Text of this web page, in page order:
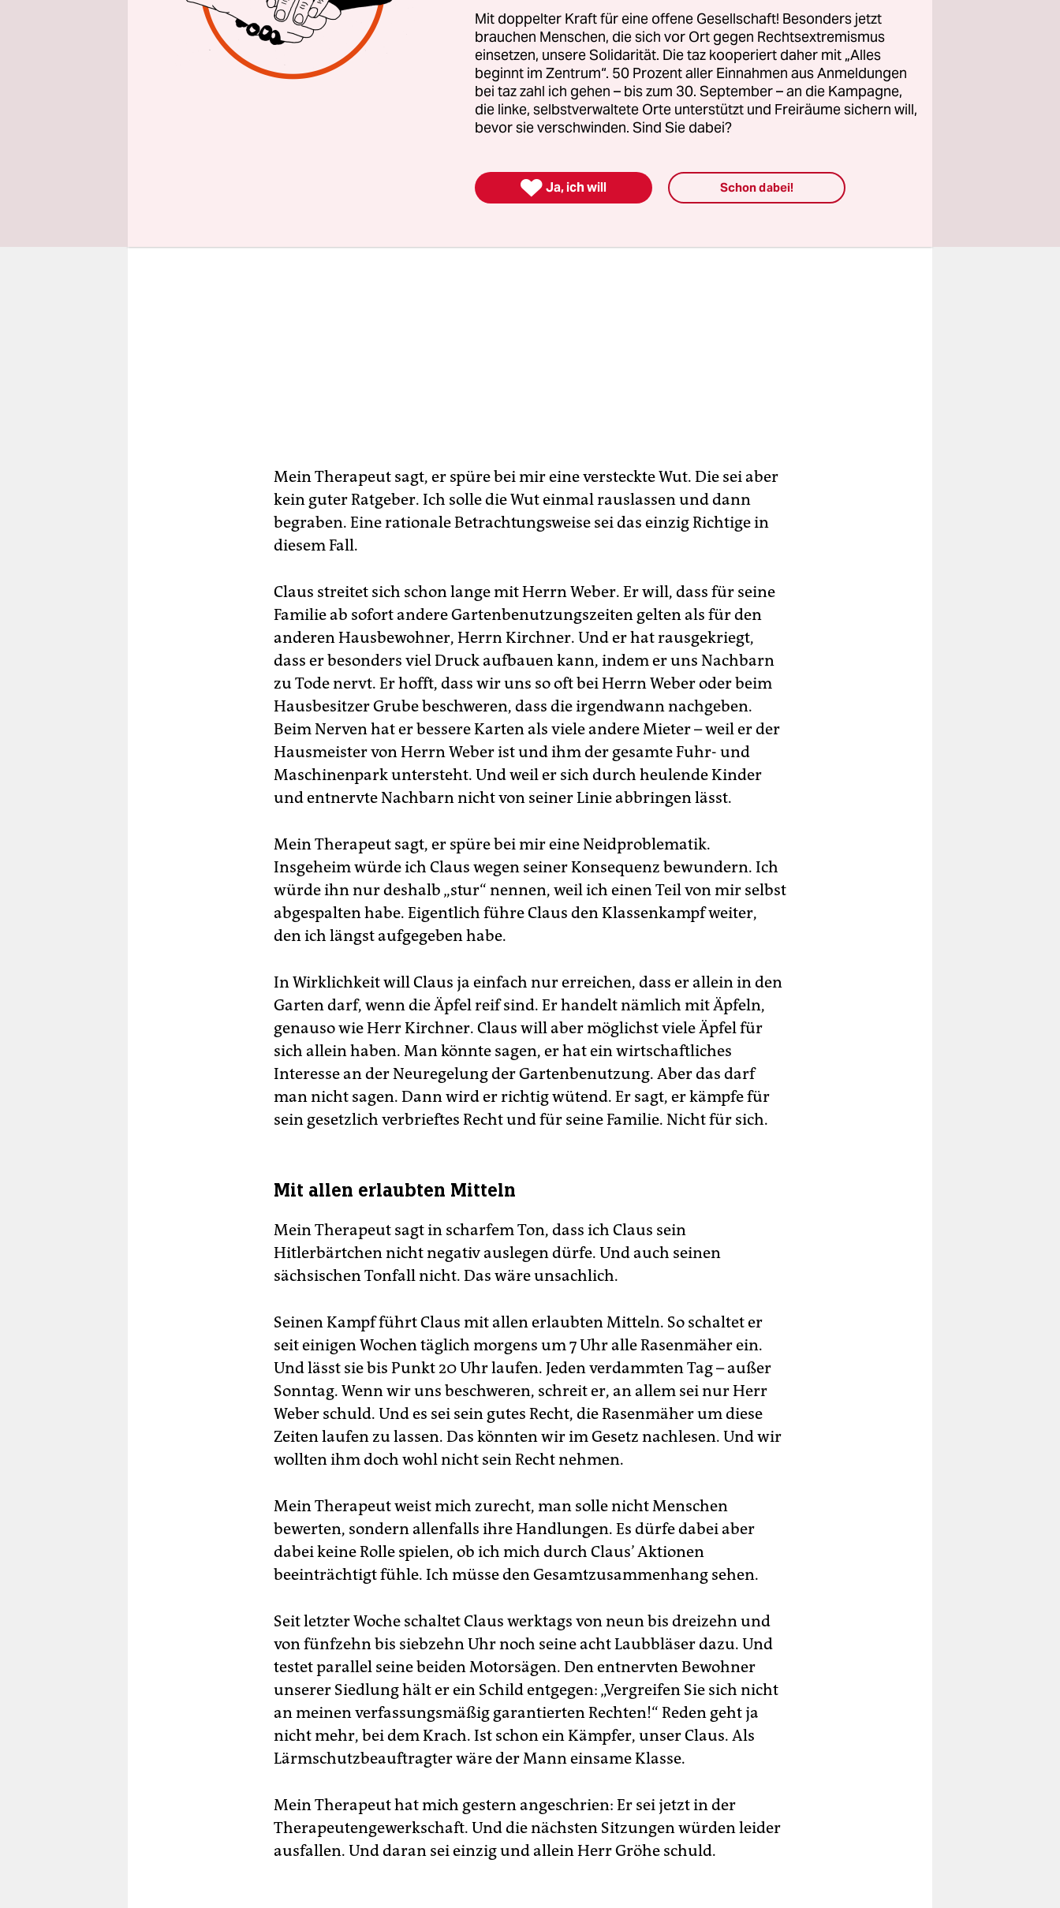
angetroffen würden, laut Rechtslage als verwildert gälten und von
Jägern abgeschossen werden dürften. Die Katze zu erlegen sei
geradezu seine Pflicht als Jäger und Staatsbürger gewesen. Im Übrigen
sei aber ganz allein sein Hausverwalter, der Herr Weber, schuld daran,
dass meine Kinder jetzt traurig seien. Bei diesem Satz hat er noch
lauter geschrien als meine Kinder. Claus wirkt immer ziemlich wütend
Mein Therapeut sagt, er spüre bei mir eine versteckte Wut. Die sei aber
kein guter Ratgeber. Ich solle die Wut einmal rauslassen und dann
begraben. Eine rationale Betrachtungsweise sei das einzig Richtige in
diesem Fall.
Claus streitet sich schon lange mit Herrn Weber. Er will, dass für seine
Familie ab sofort andere Gartenbenutzungszeiten gelten als für den
anderen Hausbewohner, Herrn Kirchner. Und er hat rausgekriegt,
dass er besonders viel Druck aufbauen kann, indem er uns Nachbarn
zu Tode nervt. Er hofft, dass wir uns so oft bei Herrn Weber oder beim
Hausbesitzer Grube beschweren, dass die irgendwann nachgeben.
Beim Nerven hat er bessere Karten als viele andere Mieter – weil er der
Hausmeister von Herrn Weber ist und ihm der gesamte Fuhr- und
Maschinenpark untersteht. Und weil er sich durch heulende Kinder
und entnervte Nachbarn nicht von seiner Linie abbringen lässt.
Mein Therapeut sagt, er spüre bei mir eine Neidproblematik.
Insgeheim würde ich Claus wegen seiner Konsequenz bewundern. Ich
würde ihn nur deshalb „stur“ nennen, weil ich einen Teil von mir selbst
abgespalten habe. Eigentlich führe Claus den Klassenkampf weiter,
den ich längst aufgegeben habe.
In Wirklichkeit will Claus ja einfach nur erreichen, dass er allein in den
Garten darf, wenn die Äpfel reif sind. Er handelt nämlich mit Äpfeln,
genauso wie Herr Kirchner. Claus will aber möglichst viele Äpfel für
sich allein haben. Man könnte sagen, er hat ein wirtschaftliches
Interesse an der Neuregelung der Gartenbenutzung. Aber das darf
man nicht sagen. Dann wird er richtig wütend. Er sagt, er kämpfe für
sein gesetzlich verbrieftes Recht und für seine Familie. Nicht für sich.
Mit allen erlaubten Mitteln
Mein Therapeut sagt in scharfem Ton, dass ich Claus sein
Hitlerbärtchen nicht negativ auslegen dürfe. Und auch seinen
sächsischen Tonfall nicht. Das wäre unsachlich.
Seinen Kampf führt Claus mit allen erlaubten Mitteln. So schaltet er
seit einigen Wochen täglich morgens um 7 Uhr alle Rasenmäher ein.
Und lässt sie bis Punkt 20 Uhr laufen. Jeden verdammten Tag – außer
Sonntag. Wenn wir uns beschweren, schreit er, an allem sei nur Herr
Weber schuld. Und es sei sein gutes Recht, die Rasenmäher um diese
Zeiten laufen zu lassen. Das könnten wir im Gesetz nachlesen. Und wir
wollten ihm doch wohl nicht sein Recht nehmen.
Mein Therapeut weist mich zurecht, man solle nicht Menschen
bewerten, sondern allenfalls ihre Handlungen. Es dürfe dabei aber
dabei keine Rolle spielen, ob ich mich durch Claus’ Aktionen
beeinträchtigt fühle. Ich müsse den Gesamtzusammenhang sehen.
Seit letzter Woche schaltet Claus werktags von neun bis dreizehn und
von fünfzehn bis siebzehn Uhr noch seine acht Laubbläser dazu. Und
testet parallel seine beiden Motorsägen. Den entnervten Bewohner
unserer Siedlung hält er ein Schild entgegen: „Vergreifen Sie sich nicht
an meinen verfassungsmäßig garantierten Rechten!“ Reden geht ja
nicht mehr, bei dem Krach. Ist schon ein Kämpfer, unser Claus. Als
Lärmschutzbeauftragter wäre der Mann einsame Klasse.
Mein Therapeut hat mich gestern angeschrien: Er sei jetzt in der
Therapeutengewerkschaft. Und die nächsten Sitzungen würden leider
ausfallen. Und daran sei einzig und allein Herr Gröhe schuld.
Mit doppelter Kraft für eine offene Gesellschaft! Besonders jetzt
brauchen Menschen, die sich vor Ort gegen Rechtsextremismus
einsetzen, unsere Solidarität. Die taz kooperiert daher mit „Alles
beginnt im Zentrum“. 50 Prozent aller Einnahmen aus Anmeldungen
bei taz zahl ich gehen – bis zum 30. September – an die Kampagne,
die linke, selbstverwaltete Orte unterstützt und Freiräume sichern will,
bevor sie verschwinden. Sind Sie dabei?
 Ja, ich will Schon dabei!